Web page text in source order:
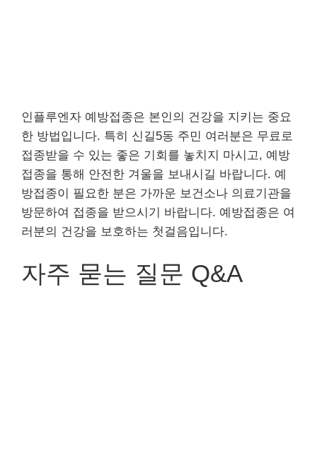
인플루엔자 예방접종은 본인의 건강을 지키는 중요
한 방법입니다. 특히 신길5동 주민 여러분은 무료로
접종받을 수 있는 좋은 기회를 놓치지 마시고, 예방
접종을 통해 안전한 겨울을 보내시길 바랍니다. 예
방접종이 필요한 분은 가까운 보건소나 의료기관을
방문하여 접종을 받으시기 바랍니다. 예방접종은 여
러분의 건강을 보호하는 첫걸음입니다.
자주 묻는 질문 Q&A